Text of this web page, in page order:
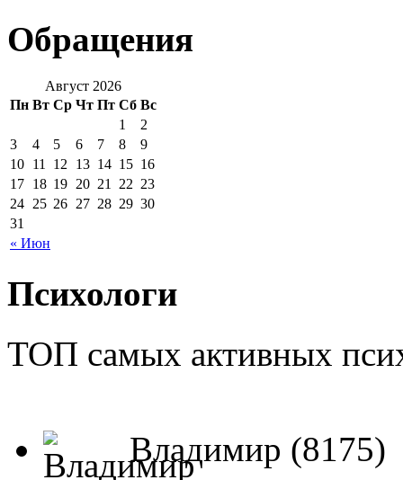
Обращения
Август 2026
Пн Вт Ср Чт Пт Сб Вс
« Июн
1
2
3
4 5 6 7 8
9
10 11 12 13 14 15 16
17 18 19 20 21 22 23
24 25 26 27 28 29 30
31
Психологи
ТОП самых активных
Владимир (8175)